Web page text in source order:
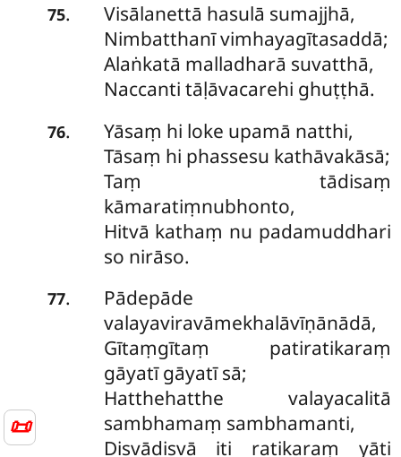
📜
75.
Visālanettā hasulā sumajjhā,
Nimbatthanī vimhayagītasaddā;
Alaṅkatā malladharā suvatthā,
Naccanti tāḷāvacarehi ghuṭṭhā.
76.
Yāsaṃ hi loke upamā natthi,
Tāsaṃ hi phassesu kathāvakāsā;
Taṃ tādisaṃ
kāmaratiṃnubhonto,
Hitvā kathaṃ nu padamuddhari
so nirāso.
77.
Pādepāde
valayaviravāmekhalāvīṇānādā,
Gītaṃgītaṃ patiratikaraṃ
gāyatī gāyatī sā;
Hatthehatthe valayacalitā
sambhamaṃ sambhamanti,
Disvādisvā iti ratikaraṃ yāti